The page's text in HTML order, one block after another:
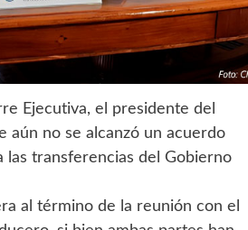
Ejecutiva, el presidente del
aún no se alcanzó un acuerdo
las transferencias del Gobierno
al término de la reunión con el